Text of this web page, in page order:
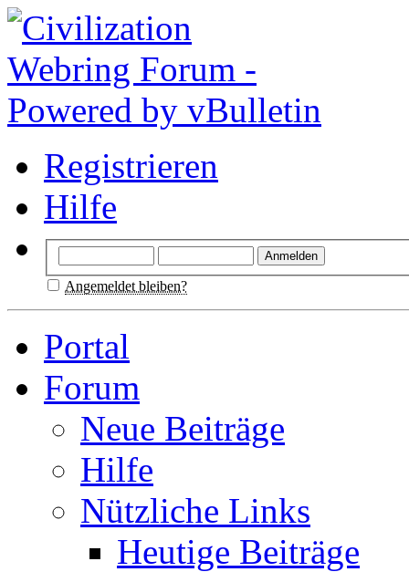
Registrieren
Hilfe
Angemeldet bleiben?
Portal
Forum
Neue Beiträge
Hilfe
Nützliche Links
Heutige Beiträge